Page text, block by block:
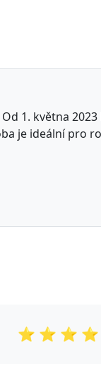
1. května
je ideální pro
⭐ ⭐ ⭐ ⭐